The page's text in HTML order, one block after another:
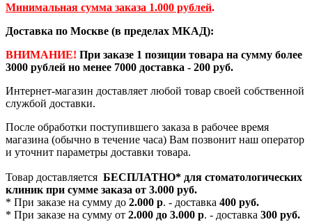
Минимальная сумма заказа 1.000 рублей.
Доставка по Москве (в пределах МКАД):
ВНИМАНИЕ! При заказе 1 позиции товара на сумму более
3000 рублей но менее 7000 доставка - 200 руб.
Интернет-магазин доставляет любой товар своей собственной
службой доставки.
После обработки поступившего заказа в рабочее время
магазина (обычно в течение часа) Вам позвонит наш оператор
и уточнит параметры доставки товара.
Товар доставляется БЕСПЛАТНО* для стоматологических
клиник при сумме заказа от 3.000 руб.
* При заказе на сумму до 2.000 р. - доставка 400 руб.
* При заказе на сумму от 2.000 до 3.000 р. - доставка 300 руб.